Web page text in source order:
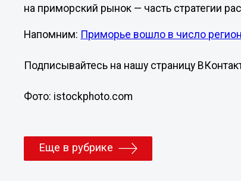
на приморский рынок — часть стратегии
Напомним: Приморье вошло в число
Подписывайтесь на нашу страницу
Фото: istockphoto.com
Еще в рубрике